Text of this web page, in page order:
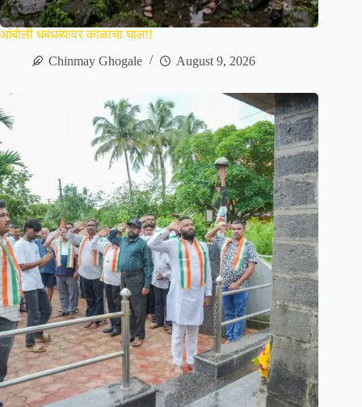
आंबोली धबधब्यावर काळाचा घाला!
Chinmay Ghogale
August 9, 2026